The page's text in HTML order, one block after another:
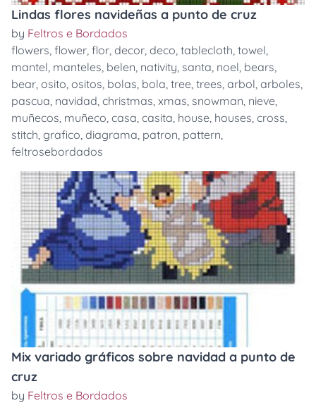
Lindas flores navideñas a punto de cruz
by Feltros e Bordados
flowers, flower, flor, decor, deco, tablecloth, towel,
mantel, manteles, belen, nativity, santa, noel, bears,
bear, osito, ositos, bolas, bola, tree, trees, arbol, arboles,
pascua, navidad, christmas, xmas, snowman, nieve,
muñecos, muñeco, casa, casita, house, houses, cross,
stitch, grafico, diagrama, patron, pattern,
feltrosebordados
Mix variado gráficos sobre navidad a punto de
cruz
by Feltros e Bordados